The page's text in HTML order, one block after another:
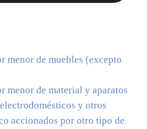
menor de muebles (excepto
menor de material y aparatos
y otros
accionados por otro tipo de